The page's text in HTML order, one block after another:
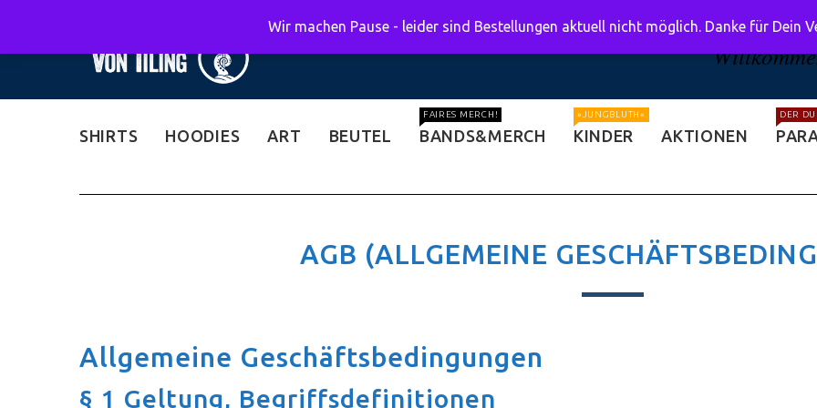
SHIRTS HOODIES ART BEUTEL BANDS&MERCH
FAIRES MERCH!
KINDER
»JUNGBLUTH«
AKTIONEN
DER
AGB (ALLGEMEINE
Allgemeine Geschäftsbedingungen
§ 1 Geltung, Begriffsdefinitionen
Wir machen Pause - leider sind Bestellungen aktuell nicht möglich. Danke für Dein